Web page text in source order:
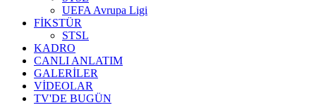
UEFA Avrupa Ligi
FİKSTÜR
STSL
KADRO
CANLI ANLATIM
GALERİLER
VİDEOLAR
TV'DE BUGÜN